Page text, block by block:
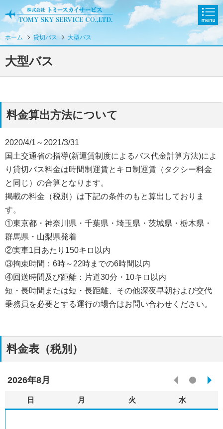
メニ
ュー
HOME
中型バス
小型（マイクロ）バス
送迎付きプラン
え～っ！？旅行がタダ！！
オリジナルツアー
会社案内
お部屋食特集（関東）
03-3650-8639
ホーム 貸切バス 大型バス
大型バス
料金算出方法について
2020/4/1～2021/3/31
国土交通省の指導(新運賃制度によるバス代金計算方法)によ
り貸切バス料金は時間制運賃とキロ制運賃（タクシー料金
と同じ）の合算となります。
掲載の料金（税別）は下記の条件のもと算出しておりま
す。
①東京都・神奈川県・千葉県・埼玉県・茨城県・栃木県・
群馬県・山梨県発着
②実車1日あたり150キロ以内
③拘束時間：6時～22時までの6時間以内
④回送時間及び距離：片道30分・10キロ以内
短・長時間または短・長距離、その他深夜早朝および交代
乗務員を必要とする運行の場合はお問い合わせください。
料金表（税別）
2026年8月
日 月 火 水